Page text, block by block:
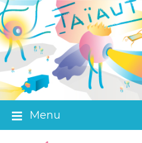
Skip
to
content
Skip
to
main
navigation
Skip
to
footer
Menu